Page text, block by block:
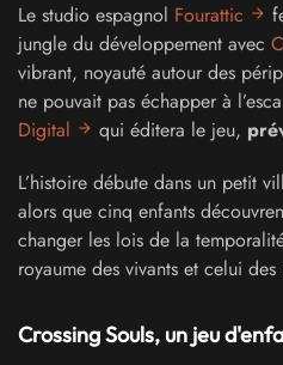
Le studio espagnol Fourattic
jungle du développement avec
vibrant, noyauté autour des
ne pouvait pas échapper à
Digital
qui éditera le jeu,
L’histoire débute dans un petit
alors que cinq enfants
changer les lois de la
royaume des vivants et celui
Crossing Souls, un jeu